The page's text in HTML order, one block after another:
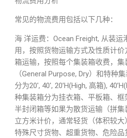
常见的物流费用包括以下几种：
海 洋运费：Ocean Freight, 从装
用，按照货物运输方式及性质计
箱运输，按照每个集装箱收费，
（General Purpose, Dry）和特种
分为20′, 40′, 20’H(High, 高箱),
种集装箱分为挂衣箱、平板箱、框
半封闭箱等如果为散货运输（拼
立方米计价，通常轻货（体积较大
特殊尺寸货物、超重货物、危险